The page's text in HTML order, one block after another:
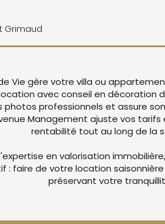
Grimaud
Vie gère votre villa ou
avec conseil en décoration
professionnels et assure
Management ajuste vos
rentabilité tout au long de la
en valorisation
: faire de votre location
préservant votre